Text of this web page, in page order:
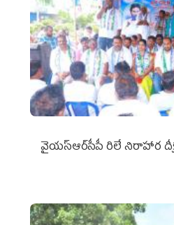
వైయ‌స్ఆర్‌సీపీ రిలే నిరాహార